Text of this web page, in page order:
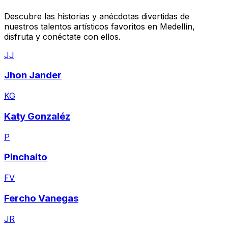
Descubre las historias y anécdotas divertidas de
nuestros talentos artísticos favoritos en Medellín,
disfruta y conéctate con ellos.
JJ
Jhon Jander
KG
Katy Gonzaléz
P
Pinchaito
FV
Fercho Vanegas
JR